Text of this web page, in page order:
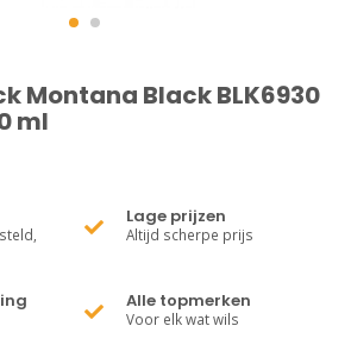
Montana Black BLK6930
ml
Lage prijzen
Altijd scherpe prijs
Alle topmerken
Voor elk wat wils